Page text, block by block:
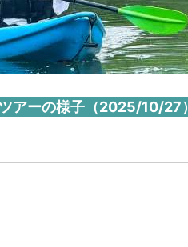
アーの様子（2025/10/27）